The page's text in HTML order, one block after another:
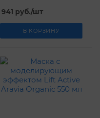
941 руб./шт
В КОРЗИНУ